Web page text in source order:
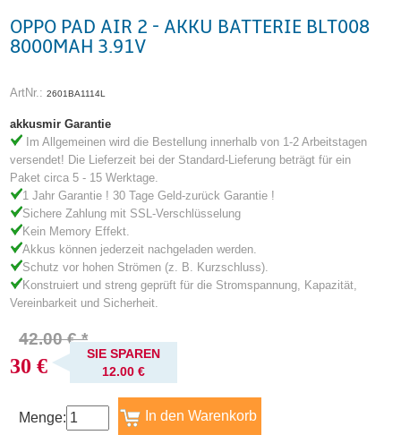
OPPO PAD AIR 2 - AKKU BATTERIE BLT008
8000MAH 3.91V
ArtNr.:2601BA1114L
akkusmir Garantie
Im Allgemeinen wird die Bestellung innerhalb von 1-2 Arbeitstagen
versendet! Die Lieferzeit bei der Standard-Lieferung beträgt für ein
Paket circa 5 - 15 Werktage.
1 Jahr Garantie ! 30 Tage Geld-zurück Garantie !
Sichere Zahlung mit SSL-Verschlüsselung
Kein Memory Effekt.
Akkus können jederzeit nachgeladen werden.
Schutz vor hohen Strömen (z. B. Kurzschluss).
Konstruiert und streng geprüft für die Stromspannung, Kapazität,
Vereinbarkeit und Sicherheit.
42.00 € *
30 €
SIE SPAREN
12.00 €
Menge: